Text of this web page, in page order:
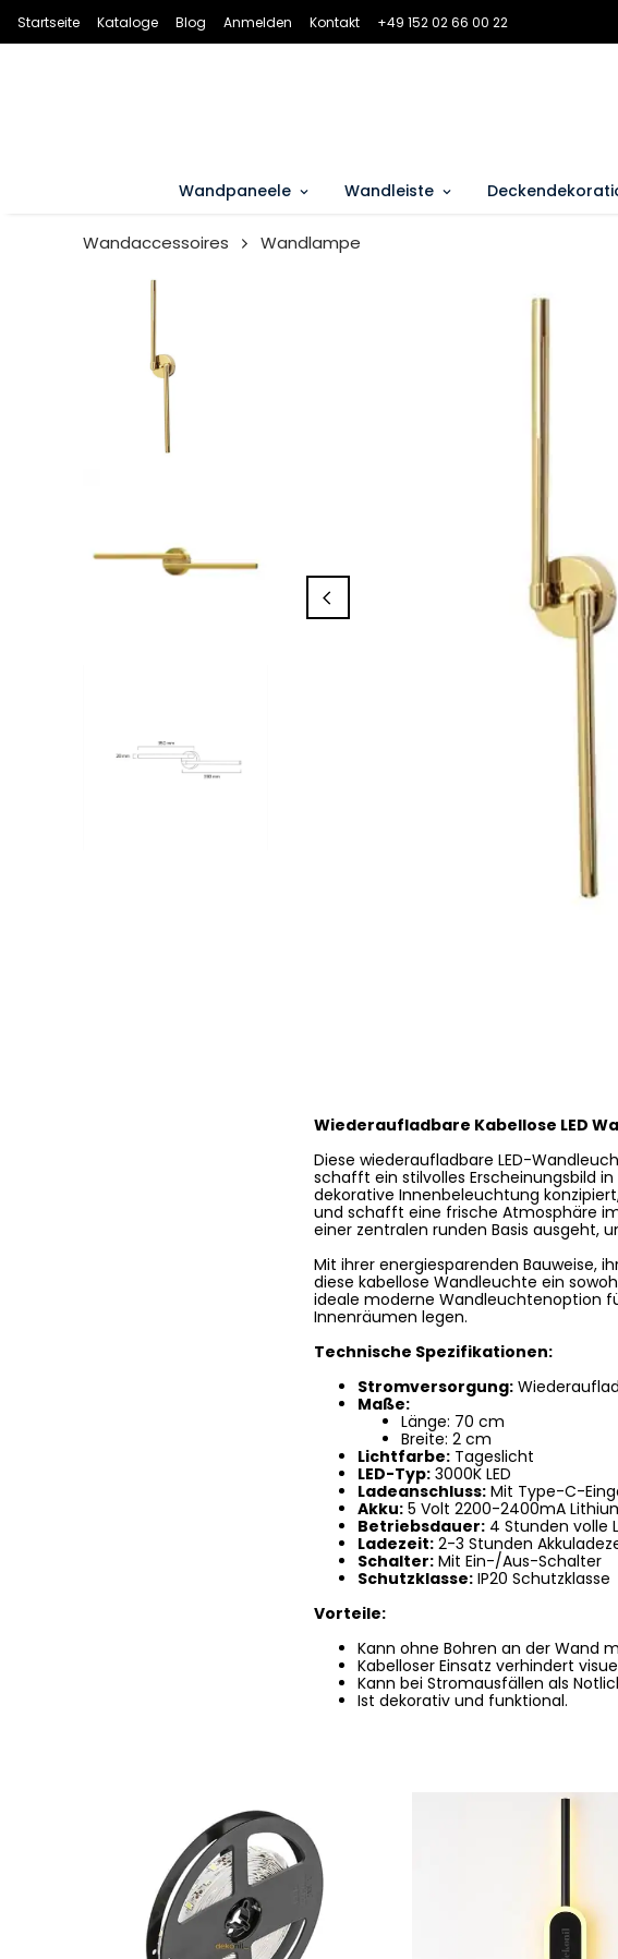
Startseite Kataloge Blog Anmelden Kontakt +49 152 02 66 00 22
Wandpaneele Wandleiste
Wandaccessoires Wandlampe
Wiederaufladbare Kabellose LED
Diese wiederaufladbare LED-
schafft ein stilvolles Erscheinungsbild
dekorative Innenbeleuchtung
und schafft eine frische Atmosphäre
einer zentralen runden Basis ausgeht,
Mit ihrer energiesparenden Bauweise,
diese kabellose Wandleuchte ein
ideale moderne Wandleuchtenoption
Innenräumen legen.
Technische Spezifikationen:
Stromversorgung:
Maße:
Länge: 70 cm
Breite: 2 cm
Lichtfarbe: Tageslicht
LED-Typ: 3000K LED
Ladeanschluss: Mit Type-C-
Akku: 5 Volt 2200-2400mA
Betriebsdauer: 4 Stunden volle
Ladezeit: 2-3 Stunden
Schalter: Mit Ein-/Aus-Schalter
Schutzklasse: IP20 Schutzklasse
Vorteile:
Kann ohne Bohren an der Wand
Kabelloser Einsatz verhindert
Kann bei Stromausfällen als
Ist dekorativ und funktional.